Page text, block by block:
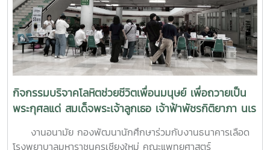
เบื้องต้น: ด้วยเครื่องมือมาตรฐาน เช่น DASS-21, PHQ-9 และ
ST-5 ทักษะการให้คำปรึกษาเบื้องต้น: อาทิ การฟังอย่างตั้งรับ
(Active Listening), ความเข้าใจใส่ใจ (Empathy) และการ
ปฐมพยาบาลทางจิตใจ (Psychological First Aid: PFA)
นอกจากนี้ ยังมีการเรียนรู้ระบบการดูแลและการส่งต่อกรณี
ฉุกเฉิน การทำงานร่วมกับผู้เชี่ยวชาญทางการแพทย์ ตลอดจน
การติดตามดูแลนิสิตอย่างต่อเนื่องสำหรับวันที่สองของการอบรม
มุ่งเน้นการจัดการสถานการณ์วิกฤตในมหาวิทยาลัย เช่น ภาวะ
เสี่ยงต่อการฆ่าตัวตาย การทำร้ายตนเอง ความรุนแรง และการก
ลั่นแกล้งทางไซเบอร์ (Cyberbullying) รวมถึงการออกแบบ
กิจกรรมบริจาคโลหิตช่วยชีวิตเพื่อนมนุษย์ เพื่อถวายเป็น
พระกุศลแด่ สมเด็จพระเจ้าลูกเธอ เจ้าฟ้าพัชรกิติยาภา นเร
นทิราเทพยวดี กรมหลวงราช สาริณีสิริพัชร มหาวัชรราช
ธิดางานอนามัย กองพัฒนานักศึกษาร่วมกับงานธนาคารเลือด
โรงพยาบาลมหาราชนครเชียงใหม่ คณะแพทยศาสตร์